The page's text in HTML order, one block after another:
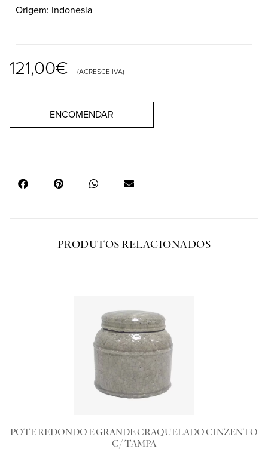
Origem Indonesia
121,00€ (ACRESCE IVA)
ENCOMENDAR
PRODUTOS RELACIONADOS
POTE REDONDO E GRANDE CRAQUELADO CINZENTO
C/ TAMPA